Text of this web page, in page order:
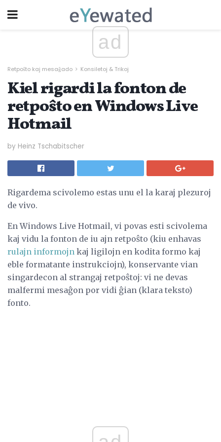
ad
Retpoŝto kaj mesaĝado Konsiletoj & Trikoj
Kiel rigardi la fonton de
retpoŝto en Windows Live
Hotmail
by Heinz Tschabitscher
Rigardema scivolemo estas unu el la karaj plezuroj
de vivo.
En Windows Live Hotmail, vi povas esti scivolema
kaj vidu la fonton de iu ajn retpoŝto (kiu enhavas
rulajn informojn kaj ligilojn en kodita formo kaj
eble formatante instrukciojn), konservante vian
singardecon al strangaj retpoŝtoj: vi ne devas
malfermi mesaĝon por vidi ĝian (klara teksto)
fonto.